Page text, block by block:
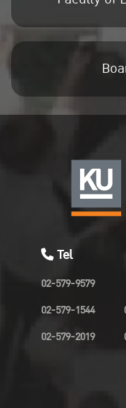
Tel
02-579-9579
02-579-1544
02-579-2019